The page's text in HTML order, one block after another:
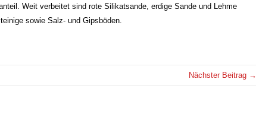
Weit verbeitet sind rote Silikatsande, erdige Sande und Lehme
sowie Salz- und Gipsböden.
Nächster Beitrag →